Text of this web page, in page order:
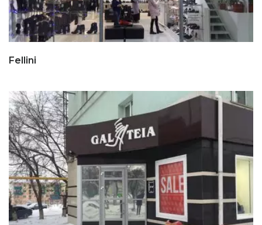
Fellini